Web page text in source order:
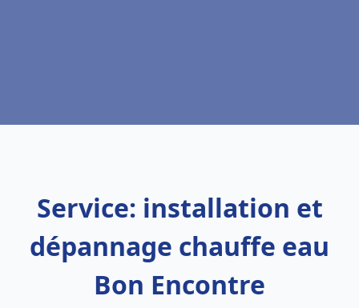
Service: installation et
dépannage chauffe eau
Bon Encontre